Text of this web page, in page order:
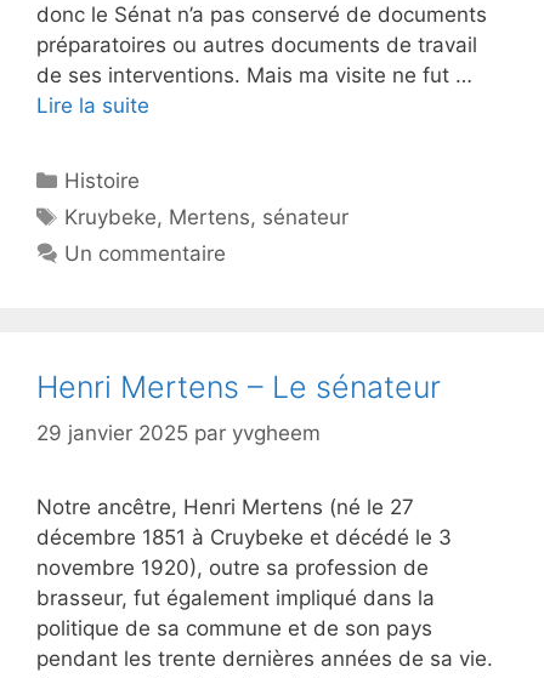
donc le Sénat n’a pas conservé de documents
préparatoires ou autres documents de travail
de ses interventions. Mais ma visite ne fut …
Lire la suite
Catégories
Histoire
Étiquettes
Kruybeke, Mertens, sénateur
Un commentaire
Henri Mertens – Le sénateur
29 janvier 2025 par yvgheem
Notre ancêtre, Henri Mertens (né le 27
décembre 1851 à Cruybeke et décédé le 3
novembre 1920), outre sa profession de
brasseur, fut également impliqué dans la
politique de sa commune et de son pays
pendant les trente dernières années de sa vie.